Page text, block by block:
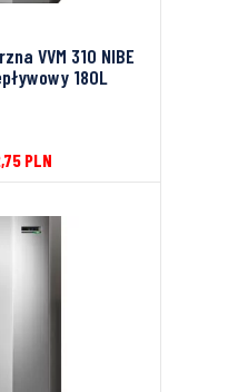
VVM 310 NIBE
180L
PLN